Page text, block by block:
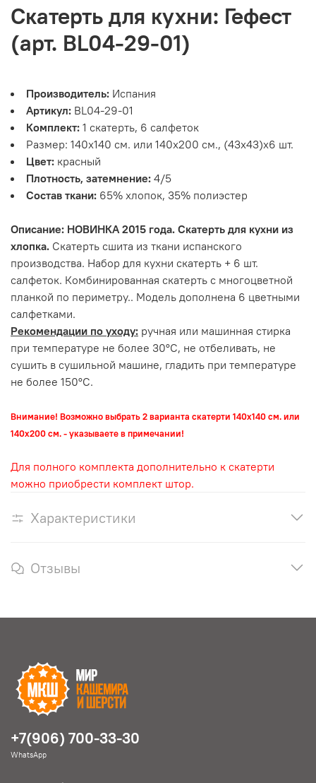
Скатерть для кухни: Гефест
(арт. BL04-29-01)
Производитель: Испания
Артикул: BL04-29-01
Комплект: 1 скатерть, 6 салфеток
Размер: 140х140 см. или 140х200 см., (43х43)х6 шт.
Цвет: красный
Плотность, затемнение: 4/5
Состав ткани: 65% хлопок, 35% полиэстер
Описание: НОВИНКА 2015 года. Скатерть для кухни из
хлопка. Скатерть сшита из ткани испанского
производства. Набор для кухни скатерть + 6 шт.
салфеток. Комбинированная скатерть с многоцветной
планкой по периметру.. Модель дополнена 6 цветными
салфетками.
Рекомендации по уходу: ручная или машинная стирка
при температуре не более 30°С, не отбеливать, не
сушить в сушильной машине, гладить при температуре
не более 150°С.
Внимание! Возможно выбрать 2 варианта скатерти 140х140 см. или
140х200 см. - указываете в примечании!
Для полного комплекта дополнительно к скатерти
можно приобрести комплект штор.
Характеристики
Отзывы
+7(906) 700-33-30
WhatsApp